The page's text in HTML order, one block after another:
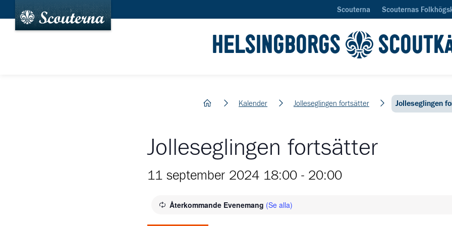
Scouterna Scouternas
HELSINGBORGS
hem Kalender Jolleseglingen fortsätter Jolleseglingen
Jolleseglingen fortsätter
11 september 2024 18:00 - 20:00
Återkommande Evenemang (Se alla)